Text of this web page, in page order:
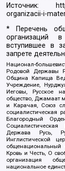
Источник:
organizacii-i-
* Перечень
организаций
вступившее в
запрете
Национал-
Родовой Державы
Община Капища
Учреждение,
Иеговы, Русское
общество, Джамаат
и Карачая, Союз
социалистическая
Благородный
Держава Русь,
Инглистической
Кровь и Честь, О
организация
национальное